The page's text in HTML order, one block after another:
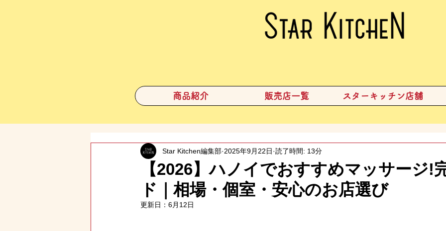
商品紹介 販売店一覧 スターキッチン店舗
【2026】ハノイでおすすめマッサージ!
ド｜相場・個室・安心のお店選び
Star Kitchen編集部 2025年9月22日 読了時間: 13分
更新日： 6月12日